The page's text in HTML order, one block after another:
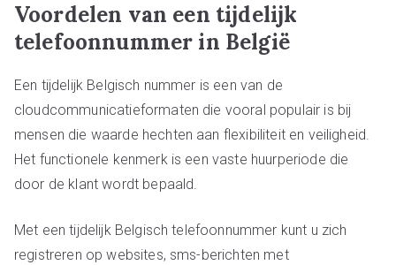
Voordelen van een tijdelijk
telefoonnummer in België
Een tijdelijk Belgisch nummer is een van de
cloudcommunicatieformaten die vooral populair is bij
mensen die waarde hechten aan flexibiliteit en veiligheid.
Het functionele kenmerk is een vaste huurperiode die
door de klant wordt bepaald.
Met een tijdelijk Belgisch telefoonnummer kunt u zich
registreren op websites, sms-berichten met